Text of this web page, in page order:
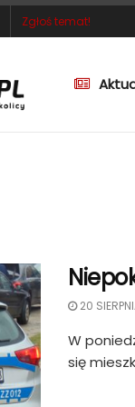
Zgłoś temat!
20
W
się